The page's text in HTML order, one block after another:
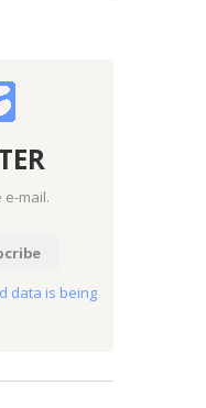
mail.
data is being